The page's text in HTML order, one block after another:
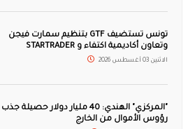
تونس تستضيف GTF بتنظيم سمارت فيجن
وتعاون أكاديمية اكتفاء و STARTRADER
الاثنين 03 أغسطس 2026
"المركزي" الهندي: 40 مليار دولار حصيلة جذب
رؤوس الأموال من الخارج